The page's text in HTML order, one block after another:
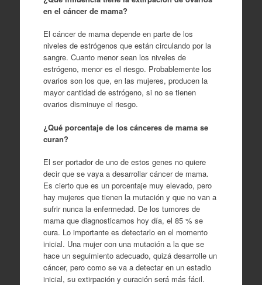
en el cáncer de mama?
El cáncer de mama depende en parte de los
niveles de estrógenos que están circulando por la
sangre. Cuanto menor sean los niveles de
estrógeno, menor es el riesgo. Probablemente los
ovarios son los que, en las mujeres, producen la
mayor cantidad de estrógeno, si no se tienen
ovarios disminuye el riesgo.
¿Qué porcentaje de los cánceres de mama se
curan?
El ser portador de uno de estos genes no quiere
decir que se vaya a desarrollar cáncer de mama.
Es cierto que es un porcentaje muy elevado, pero
hay mujeres que tienen la mutación y que no van a
sufrir nunca la enfermedad. De los tumores de
mama que diagnosticamos hoy día, el 85 % se
cura. Lo importante es detectarlo en el momento
inicial. Una mujer con una mutación a la que se
hace un seguimiento adecuado, quizá desarrolle un
cáncer, pero como se va a detectar en un estadio
inicial, su extirpación y curación será más fácil.